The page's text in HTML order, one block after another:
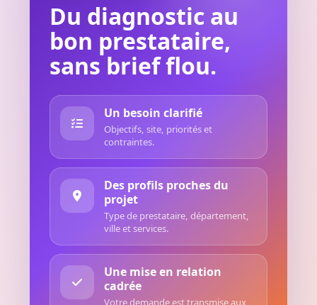
Du diagnostic au
bon prestataire,
sans brief flou.
Un besoin clarifié
Objectifs, site, priorités et
contraintes.
Des profils proches du
projet
Type de prestataire, département,
ville et services.
Une mise en relation
cadrée
Votre demande est transmise aux